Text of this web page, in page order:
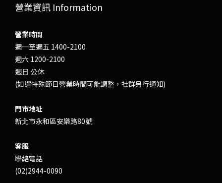
營業資訊 Information
營業時間
週一至週五 1400-2100
週六 1200-2100
週日 公休
(如遇特殊節日營業時間可能調整，社群另行通知)
門市地址
新北市永和區安樂路80號
客服
聯絡電話
(02)2944-0090